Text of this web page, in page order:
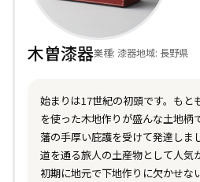
木曽漆器業種: 漆器地域: 長野県
始まりは17世紀の初頭です。もと
を使った木地作りが盛んな土地柄
藩の手厚い庇護を受けて発達しま
道を通る旅人の土産物として人気
初期に地元で下地作りに欠かせな